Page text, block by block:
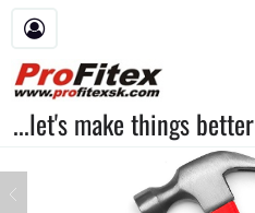
...let's make things better